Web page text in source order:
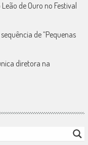
de Ouro no Festival
de “Pequenas
diretora na